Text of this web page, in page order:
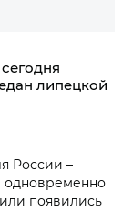
липецкой
России –
одновременно
появились